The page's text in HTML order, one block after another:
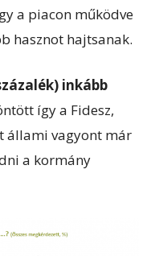
a piacon működve
hasznot hajtsanak.
inkább
így a Fidesz,
állami vagyont már
a kormány